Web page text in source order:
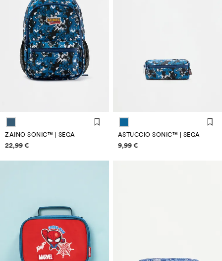
ZAINO SONIC™ | SEGA
Informazioni sui prezzi
22,99 €
ASTUCCIO SONIC™ | SEGA
Informazioni sui prezzi
9,99 €